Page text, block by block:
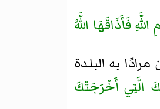
فَأَذَاقَهَا اللَّهُ
به البلدة
الَّتِي أَخْرَجَتْكَ